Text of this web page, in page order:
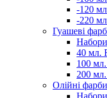
-120
-220
Гуашеві
40 мл.
100
200
Олійні фарби